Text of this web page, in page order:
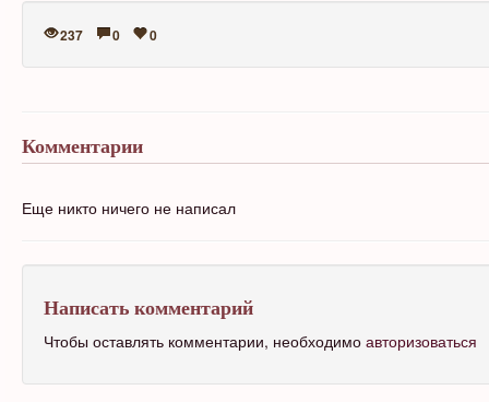
237 0 0
Комментарии
Еще никто ничего не написал
Написать комментарий
Чтобы оставлять комментарии, необходимо авторизоваться